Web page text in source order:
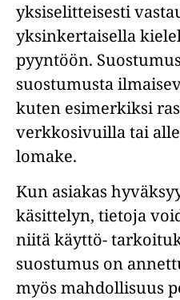
yksiselitteisesti
yksinkertaisella
pyyntöön.
suostumusta
kuten esimerkiksi
verkkosivuilla tai
lomake.
Kun asiakas
käsittelyn, tietoja
niitä käyttö-
suostumus on
myös mahdollisuus